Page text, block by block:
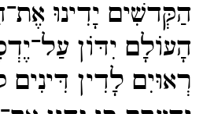
הַקְּדשִׁים יָדִינוּ
הָעוֹלָם יִדּוֹן
רְאוּיִם לָדִין